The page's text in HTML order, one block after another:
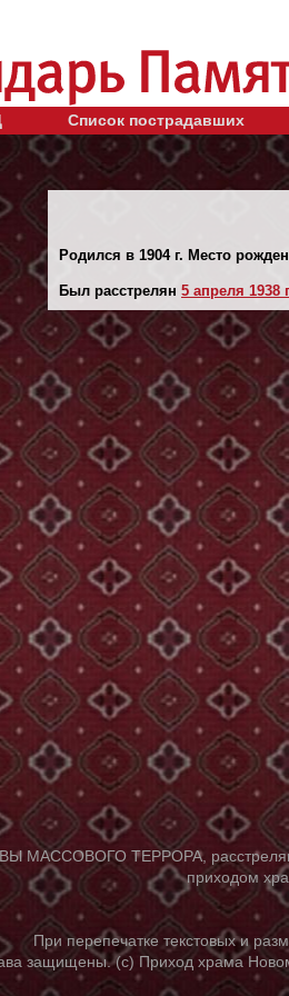
Список пострадавших
Родился в 1904 г. Место
Был расстрелян 5 апреля 1938
МАССОВОГО ТЕРРОРА,
приходом
При перепечатке текстовых и
защищены. (с) Приход храма